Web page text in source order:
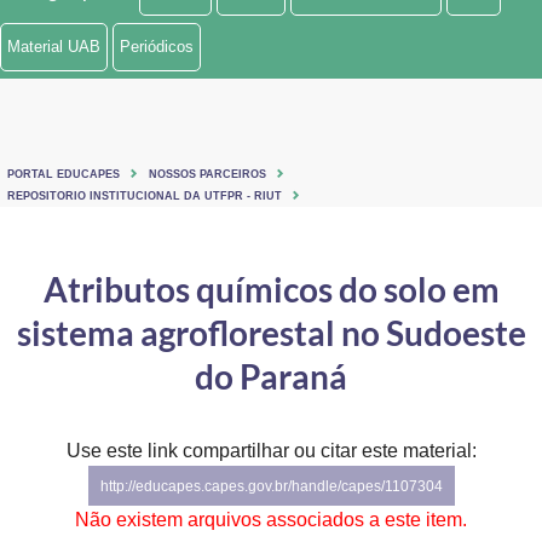
Ministério de Minas e Energia
Ministério do Turismo
Controladoria-Geral da União
Ministério da Mulher, da Família e dos Direitos Humanos
Secretaria de Governo
Gabinete de Segurança Institucional
Material UAB Periódicos
PORTAL EDUCAPES
NOSSOS PARCEIROS
REPOSITORIO INSTITUCIONAL DA UTFPR - RIUT
Atributos químicos do solo em
sistema agroflorestal no Sudoeste
do Paraná
Use este link compartilhar ou citar este material:
http://educapes.capes.gov.br/handle/capes/1107304
Não existem arquivos associados a este item.